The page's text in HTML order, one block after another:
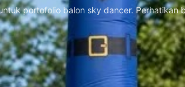
portofolio balon sky dancer. Perhatikan